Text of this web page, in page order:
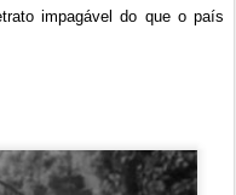
impagável do que o país